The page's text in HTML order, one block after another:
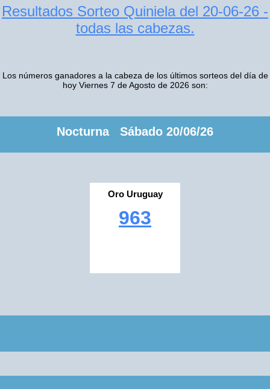
Resultados Sorteo Quiniela del 20-06-26 -
todas las cabezas.
Los números ganadores a la cabeza de los últimos sorteos del día de
hoy Viernes 7 de Agosto de 2026 son:
Nocturna Sábado 20/06/26
Oro Uruguay
963